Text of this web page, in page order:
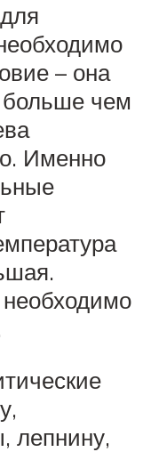
– она
больше чем
Именно
лепнину,